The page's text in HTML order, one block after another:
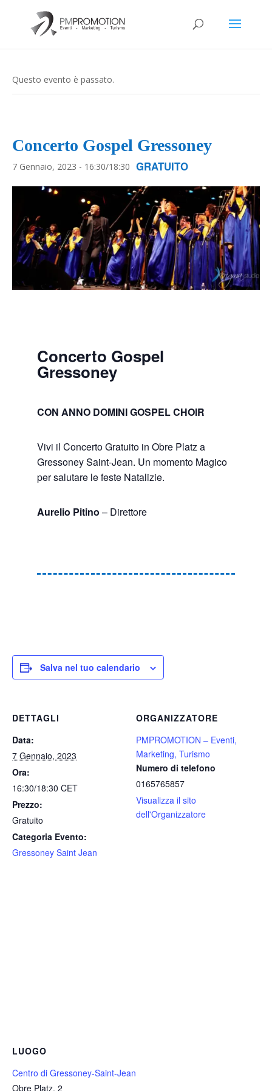
Questo evento è passato.
Concerto Gospel Gressoney
7 Gennaio, 2023 - 16:30/18:30 GRATUITO
Concerto Gospel
Gressoney
CON ANNO DOMINI GOSPEL CHOIR
Vivi il Concerto Gratuito in Obre Platz a
Gressoney Saint-Jean. Un momento Magico
per salutare le feste Natalizie.
Aurelio Pitino – Direttore
Salva nel tuo calendario
DETTAGLI
Data:
7 Gennaio, 2023
Ora:
16:30/18:30 CET
Prezzo:
Gratuito
Categoria Evento:
Gressoney Saint Jean
ORGANIZZATORE
PMPROMOTION – Eventi,
Marketing, Turismo
Numero di telefono
0165765857
Visualizza il sito
dell'Organizzatore
LUOGO
Centro di Gressoney-Saint-Jean
Obre Platz, 2